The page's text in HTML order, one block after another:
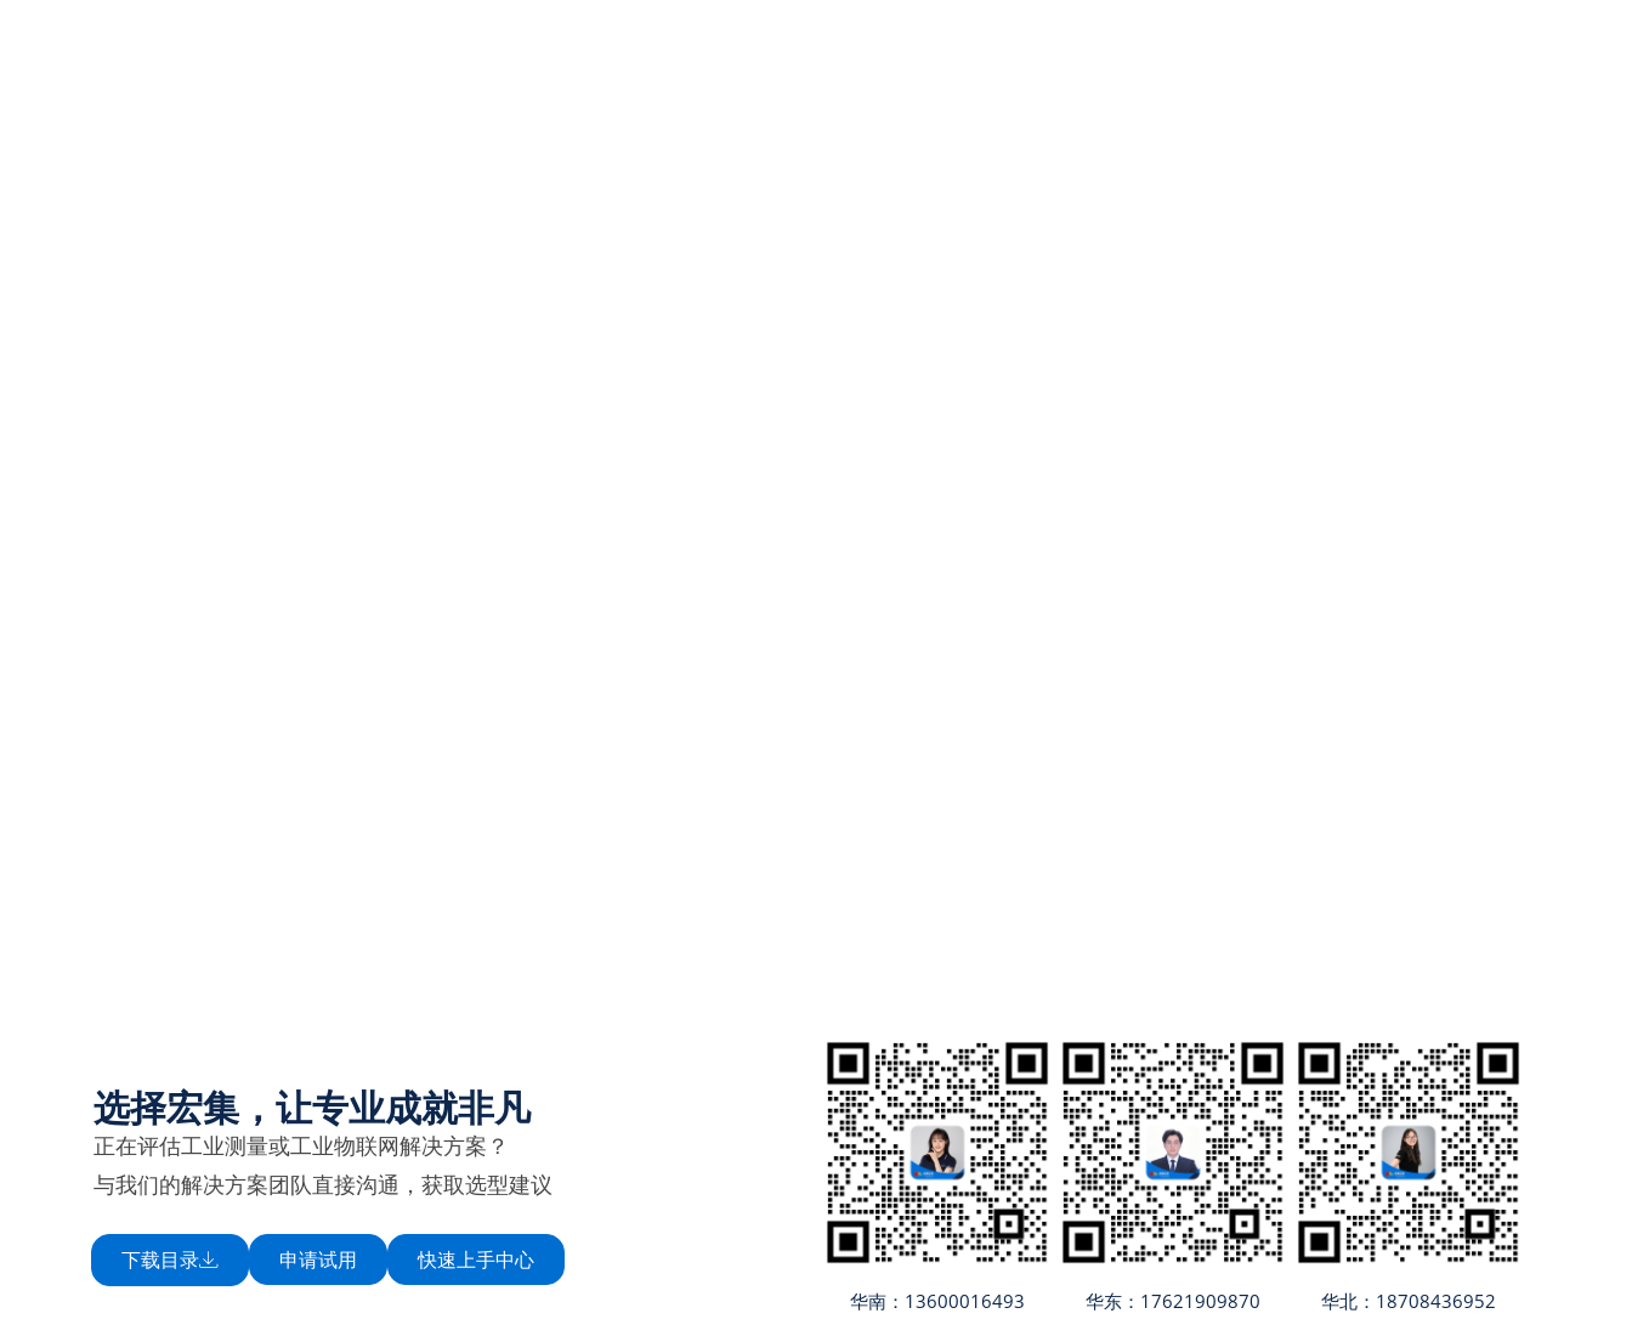
选择宏集，让专业成就非凡
正在评估工业测量或工业物联网解决方案？
与我们的解决方案团队直接沟通，获取选型建议
下载目录 申请试用 快速上手中心
华南：13600016493 华东：17621909870 华北：18708436952